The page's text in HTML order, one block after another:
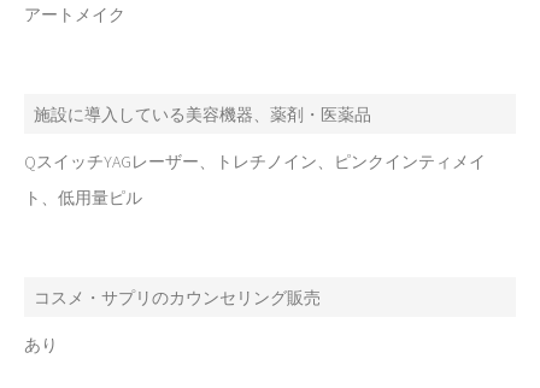
アートメイク
施設に導入している美容機器、薬剤・医薬品
QスイッチYAGレーザー、トレチノイン、ピンクインティメイ
ト、低用量ピル
コスメ・サプリのカウンセリング販売
あり